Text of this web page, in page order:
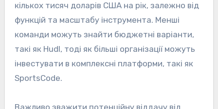
кількох тисяч доларів США на рік, залежно від
функцій та масштабу інструмента. Менші
команди можуть знайти бюджетні варіанти,
такі як Hudl, тоді як більші організації можуть
інвестувати в комплексні платформи, такі як
SportsCode.